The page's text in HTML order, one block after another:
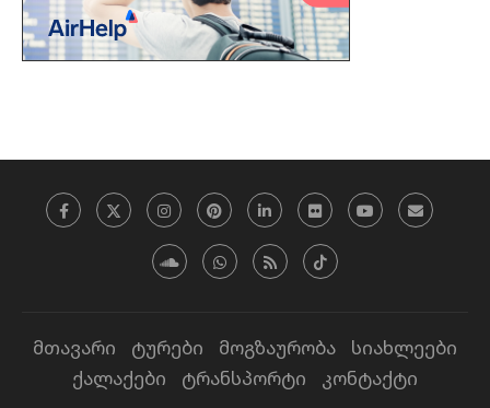
მთავარი ტურები მოგზაურობა
სიახლეები
ქალაქები
ტრანსპორტი კონტაქტი